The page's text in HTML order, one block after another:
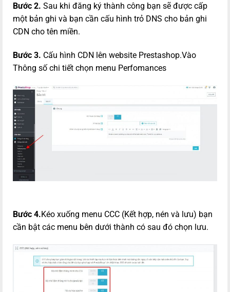
Bước 2. Sau khi đăng ký thành công bạn sẽ được cấp
một bản ghi và bạn cần cấu hình trỏ DNS cho bản ghi
CDN cho tên miền.
Bước 3. Cấu hình CDN lên website Prestashop.Vào
Thông số chi tiết chọn menu Perfomances
Bước 4.Kéo xuống menu CCC (Kết hợp, nén và lưu) bạn
cần bật các menu bên dưới thành có sau đó chọn lưu.